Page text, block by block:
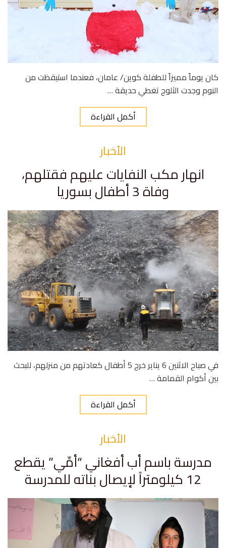
كان يوماً مميزاً للطفلة كوين/ عامان، فعندما استيقظت من
النوم وجدت الثلوج تغطي حديقة …
أكمل القراءة
الأخبار
انهار مكب النفايات عليهم فقتلهم،
وفاة 3 أطفال بسوريا
في صباح الاثنين 6 يناير خرج 5 أطفال كعادتهم من منزلهم، للبحث
بين أكوام القمامة …
أكمل القراءة
الأخبار
مدرسة باسم أب أفغاني “أمِّي” يقطع
12 كيلومتراً لإيصال بناته للمدرسة